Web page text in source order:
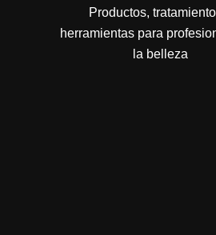
Productos,
herramientas para
la belleza